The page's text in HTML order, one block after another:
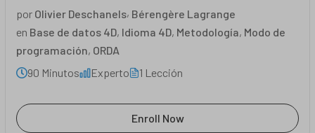
por Olivier Deschanels, Bérengère Lagrange
en Base de datos 4D, Idioma 4D, Metodología, Modo de
programación, ORDA
90 Minutos
Experto 1 Lección
Enroll Now